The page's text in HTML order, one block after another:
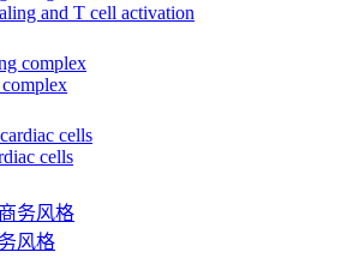
and T cell activation
cells
风格